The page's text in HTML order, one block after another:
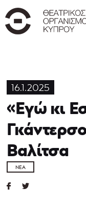
16.1.2025
«Εγώ κι
Βαλίτσα
ΝΈΑ